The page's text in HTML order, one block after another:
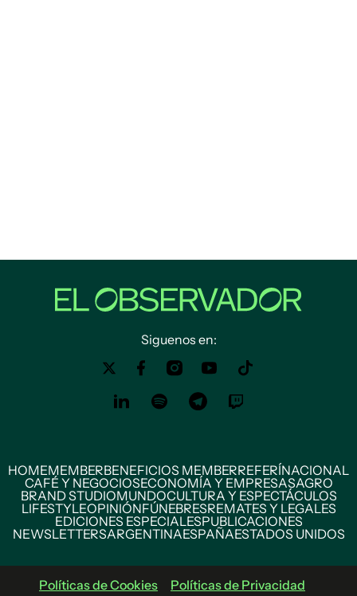
Siguenos en:
HOMEMEMBERBENEFICIOS MEMBERREFERÍNACIONAL
CAFÉ Y NEGOCIOSECONOMÍA Y EMPRESASAGRO
BRAND STUDIOMUNDOCULTURA Y ESPECTÁCULOS
LIFESTYLEOPINIÓNFÚNEBRESREMATES Y LEGALES
EDICIONES ESPECIALESPUBLICACIONES
NEWSLETTERSARGENTINAESPAÑAESTADOS UNIDOS
Políticas de Cookies Políticas de Privacidad